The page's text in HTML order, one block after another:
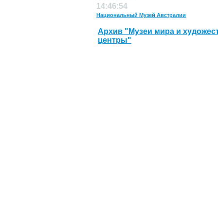
14:46:54
Национальный Музей Австралии
Архив "Музеи мира и
центры"